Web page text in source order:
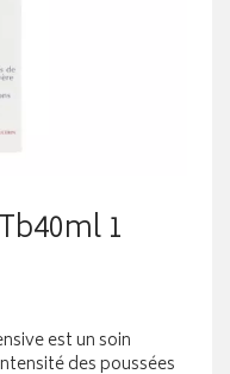
1
est un soin
des poussées